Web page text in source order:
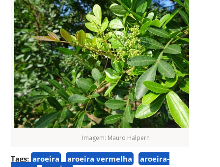
Imagem: Mauro Halpern
Tags: aroeira aroeira vermelha
aroeira-